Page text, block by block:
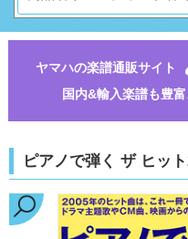
ヤマハの楽譜通販サイト
国内&輸入楽譜も豊富
ピアノで弾く ザ ヒッ